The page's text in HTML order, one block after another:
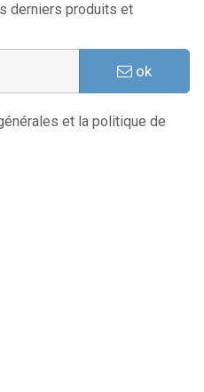
derniers produits et
ok
et la politique de